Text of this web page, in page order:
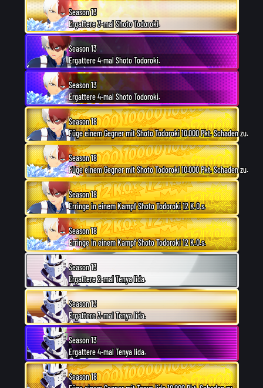
Season 13
Ergattere 3-mal Shoto Todoroki.
Season 13
Ergattere 4-mal Shoto Todoroki.
Season 13
Ergattere 4-mal Shoto Todoroki.
Season 18
Füge einem Gegner mit Shoto Todoroki 10.000 Pkt. Schaden zu.
Season 18
Füge einem Gegner mit Shoto Todoroki 10.000 Pkt. Schaden zu.
Season 18
Erringe in einem Kampf Shoto Todoroki 12 K.O.s.
Season 18
Erringe in einem Kampf Shoto Todoroki 12 K.O.s.
Season 13
Ergattere 2-mal Tenya Iida.
Season 13
Ergattere 3-mal Tenya Iida.
Season 13
Ergattere 4-mal Tenya Iida.
Season 18